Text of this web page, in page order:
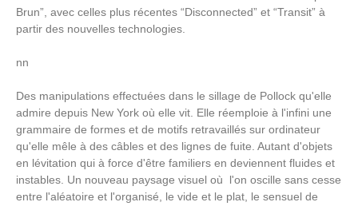
Brun”, avec celles plus récentes “Disconnected” et “Transit” à
partir des nouvelles technologies.
nn
Des manipulations effectuées dans le sillage de Pollock qu'elle
admire depuis New York où elle vit. Elle réemploie à l'infini une
grammaire de formes et de motifs retravaillés sur ordinateur
qu'elle mêle à des câbles et des lignes de fuite. Autant d'objets
en lévitation qui à force d'être familiers en deviennent fluides et
instables. Un nouveau paysage visuel où l'on oscille sans cesse
entre l'aléatoire et l'organisé, le vide et le plat, le sensuel de